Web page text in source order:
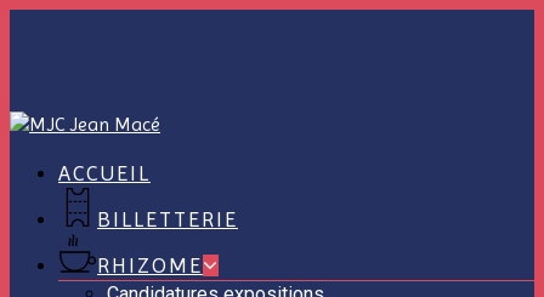
ACCUEIL
BILLETTERIE
RHIZOME